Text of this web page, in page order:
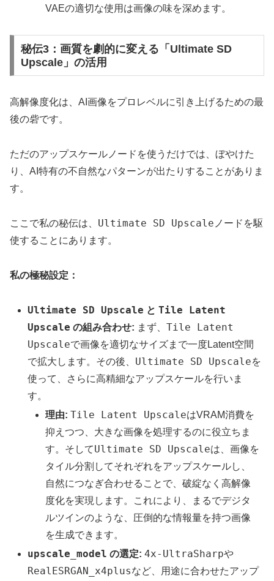
VAEの適切な使用は画像の味を深めます。
秘伝3：画質を劇的に変える「Ultimate SD
Upscale」の活用
高解像度化は、AI画像をプロレベルに引き上げるための最
後の砦です。
ただのアップスケールノードを使うだけでは、ぼやけた
り、AI特有の不自然なパターンが出たりすることがありま
す。
ここで私の秘伝は、 Ultimate SD Upscale ノードを駆
使することにあります。
私の極秘設定：
Ultimate SD Upscale とTile Latent
Upscale の組み合わせ: まず、Tile Latent
Upscaleで画像を適切なサイズまで一度Latent空間
で拡大します。その後、 Ultimate SD Upscaleを
使って、さらに高精細なアップスケールを行いま
す。
理由: Tile Latent UpscaleはVRAM消費を
抑えつつ、大きな画像を処理するのに役立ちま
す。そしてUltimate SD Upscaleは、画像を
タイル分割してそれぞれをアップスケールし、
自然につなぎ合わせることで、破綻なく高解像
度化を実現します。これにより、まるでデジタ
ルツインのような、圧倒的な情報量を持つ画像
を生成できます。
upscale_model の選定: 4x-UltraSharpや
RealESRGAN_x4plusなど、用途に合わせたアップ